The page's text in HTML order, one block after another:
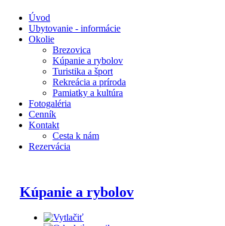
Úvod
Ubytovanie - informácie
Okolie
Brezovica
Kúpanie a rybolov
Turistika a šport
Rekreácia a príroda
Pamiatky a kultúra
Fotogaléria
Cenník
Kontakt
Cesta k nám
Rezervácia
Kúpanie a rybolov